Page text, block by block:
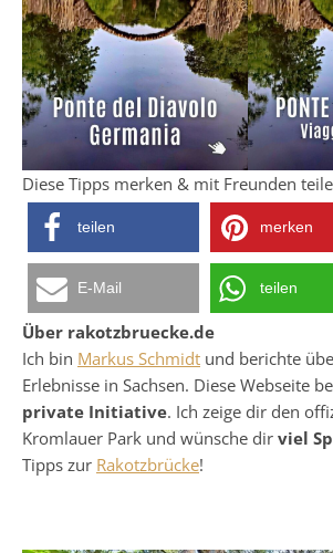
Diese Tipps merken & mit Freunden
teilen merken
E-Mail teilen
Über rakotzbruecke.de
Ich bin Markus Schmidt und berichte
Erlebnisse in Sachsen. Diese Webseite
private Initiative. Ich zeige dir den
Kromlauer Park und wünsche dir viel
Tipps zur Rakotzbrücke!